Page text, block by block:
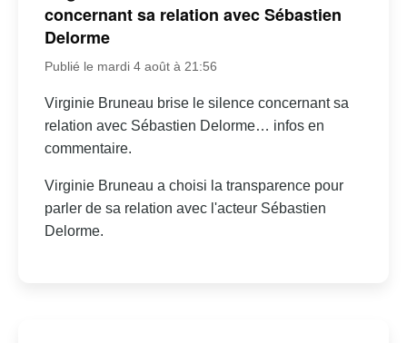
concernant sa relation avec Sébastien
Delorme
Publié le mardi 4 août à 21:56
Virginie Bruneau brise le silence concernant sa
relation avec Sébastien Delorme… infos en
commentaire.
Virginie Bruneau a choisi la transparence pour
parler de sa relation avec l'acteur Sébastien
Delorme.